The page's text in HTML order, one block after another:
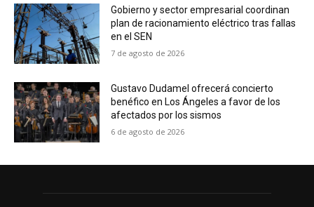
Gobierno y sector empresarial coordinan
plan de racionamiento eléctrico tras fallas
en el SEN
7 de agosto de 2026
Gustavo Dudamel ofrecerá concierto
benéfico en Los Ángeles a favor de los
afectados por los sismos
6 de agosto de 2026